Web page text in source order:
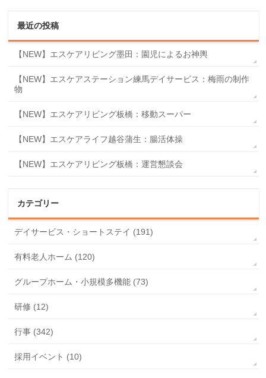
最近の投稿
【NEW】エスケアリビング墨田：園児によるお神輿
【NEW】エスケアステーション練馬デイサービス：梅雨の制作
物
【NEW】エスケアリビング板橋：移動スーパー
【NEW】エスケアライフ越谷蒲生：腸活体操
【NEW】エスケアリビング板橋：運営懇談会
カテゴリー
デイサービス・ショートステイ (191)
有料老人ホーム (120)
グループホーム・小規模多機能 (73)
研修 (12)
行事 (342)
採用イベント (10)